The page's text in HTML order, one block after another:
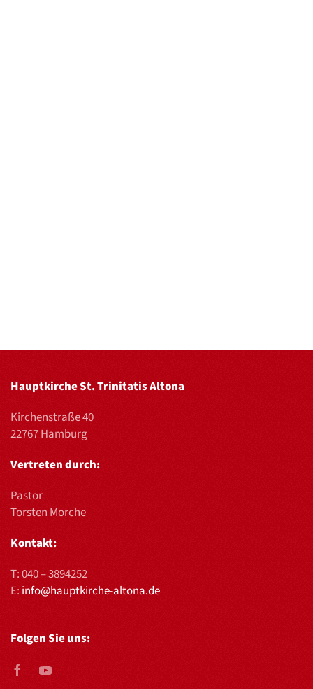
Hauptkirche St. Trinitatis Altona
Kirchenstraße 40
22767 Hamburg
Vertreten durch:
Pastor
Torsten Morche
Kontakt:
T:040 – 3894252
E: info@hauptkirche-altona.de
Folgen Sie uns: